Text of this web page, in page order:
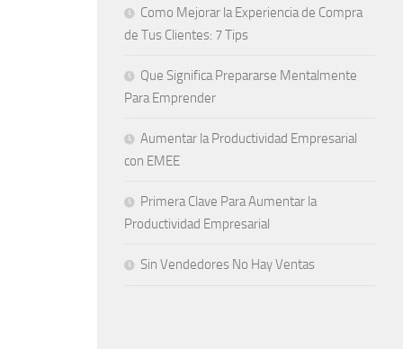
Como Mejorar la Experiencia de Compra
de Tus Clientes: 7 Tips
Que Significa Prepararse Mentalmente
Para Emprender
Aumentar la Productividad Empresarial
con EMEE
Primera Clave Para Aumentar la
Productividad Empresarial
Sin Vendedores No Hay Ventas